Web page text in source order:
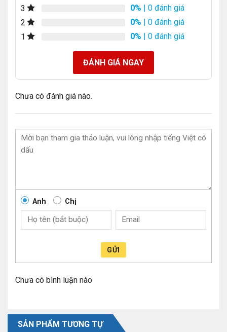
3
0% | 0 đánh giá
2
0% | 0 đánh giá
1
0% | 0 đánh giá
ĐÁNH GIÁ NGAY
Chưa có đánh giá nào.
Anh Chị
GỬI
Chưa có bình luận nào
SẢN PHẨM TƯƠNG TỰ